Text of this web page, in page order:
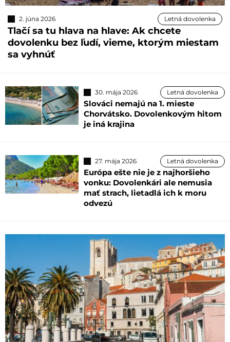
2. júna 2026 Letná dovolenka
Tlačí sa tu hlava na hlave: Ak chcete
dovolenku bez ľudí, vieme, ktorým miestam
sa vyhnúť
30. mája 2026 Letná dovolenka
Slováci nemajú na 1. mieste
Chorvátsko. Dovolenkovým hitom
je iná krajina
27. mája 2026 Letná dovolenka
Európa ešte nie je z najhoršieho
vonku: Dovolenkári ale nemusia
mať strach, lietadlá ich k moru
odvezú